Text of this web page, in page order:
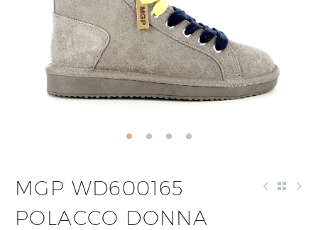
MGP WD600165
POLACCO DONNA